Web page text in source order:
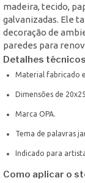
madeira, tecido,
galvanizadas. Ele
decoração de
paredes para
Detalhes
Material fabricado
Dimensões de
Marca OPA.
Tema de palavras
Indicado para
Como aplicar o